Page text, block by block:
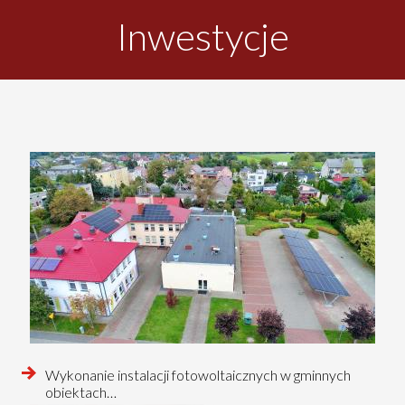
Inwestycje
czytaj
więcej
Wykonanie instalacji fotowoltaicznych w gminnych
obiektach…